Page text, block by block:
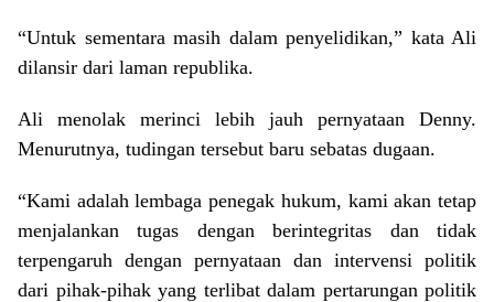
“Untuk sementara masih dalam penyelidikan,” kata Ali
dilansir dari laman republika.
Ali menolak merinci lebih jauh pernyataan Denny.
Menurutnya, tudingan tersebut baru sebatas dugaan.
“Kami adalah lembaga penegak hukum, kami akan tetap
menjalankan tugas dengan berintegritas dan tidak
terpengaruh dengan pernyataan dan intervensi politik
dari pihak-pihak yang terlibat dalam pertarungan politik